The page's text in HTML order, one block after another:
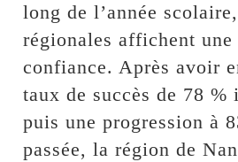
long de l’année
régionales affichent une
confiance. Après avoir
taux de succès de 78 %
puis une progression à
passée, la région de